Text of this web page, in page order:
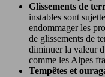
Glissements de
instables sont
endommager les
de glissements de
diminuer la valeur
comme les Alpes
Tempêtes et